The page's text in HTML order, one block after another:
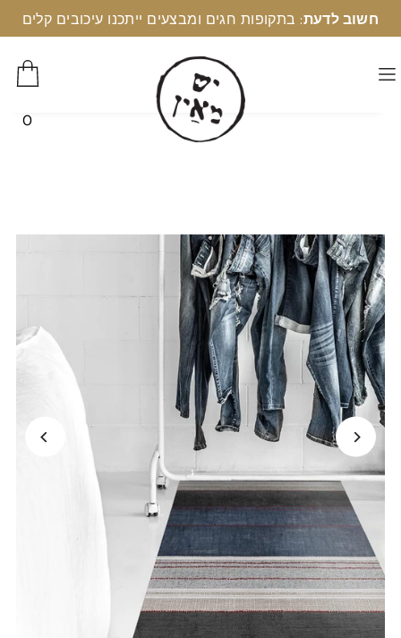
חשוב לדעת: בתקופות חגים ומבצעים ייתכנו עיכובים קלים
0